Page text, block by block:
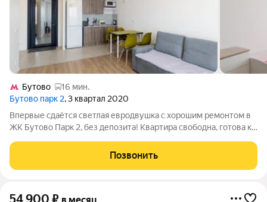
Бутово
16 мин.
Бутово парк 2, 3 квартал 2020
Впервые сдаётся светлая евродвушка с хорошим ремонтом в
ЖК Бутово Парк 2, без депозита! Квартира свободна, готова к
Изолированная спальня, просторная кухня-гостиная и
совмещённый санузел.
Позвонить
54 900 ₽